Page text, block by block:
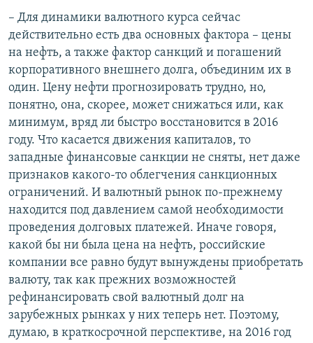
– Для динамики валютного курса сейчас
действительно есть два основных фактора – цены
на нефть, а также фактор санкций и погашений
корпоративного внешнего долга, объединим их в
один. Цену нефти прогнозировать трудно, но,
понятно, она, скорее, может снижаться или, как
минимум, вряд ли быстро восстановится в 2016
году. Что касается движения капиталов, то
западные финансовые санкции не сняты, нет даже
признаков какого-то облегчения санкционных
ограничений. И валютный рынок по-прежнему
находится под давлением самой необходимости
проведения долговых платежей. Иначе говоря,
какой бы ни была цена на нефть, российские
компании все равно будут вынуждены приобретать
валюту, так как прежних возможностей
рефинансировать свой валютный долг на
зарубежных рынках у них теперь нет. Поэтому,
думаю, в краткосрочной перспективе, на 2016 год